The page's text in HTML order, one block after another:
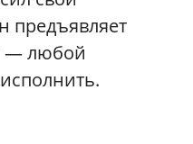
предъявляет
— любой